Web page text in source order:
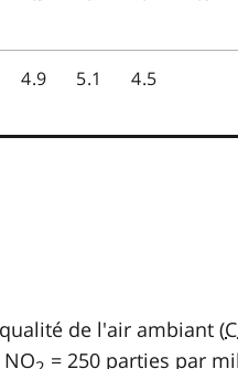
de l'air ambiant (
= 250 parties par